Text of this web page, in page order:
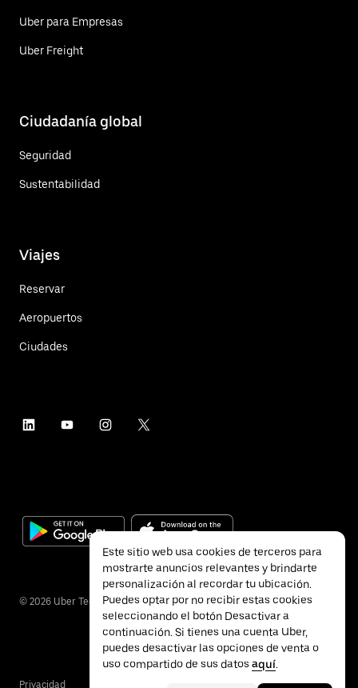
Uber para Empresas
Uber Freight
Ciudadanía global
Seguridad
Sustentabilidad
Viajes
Reservar
Aeropuertos
Ciudades
© 2026 Uber Technologies Inc.
Privacidad
Este sitio web usa cookies de terceros para
mostrarte anuncios relevantes y brindarte
personalización al recordar tu ubicación.
Puedes optar por no recibir estas cookies
seleccionando el botón Desactivar a
continuación. Si tienes una cuenta Uber,
puedes desactivar las opciones de venta o
uso compartido de sus datos aquí.